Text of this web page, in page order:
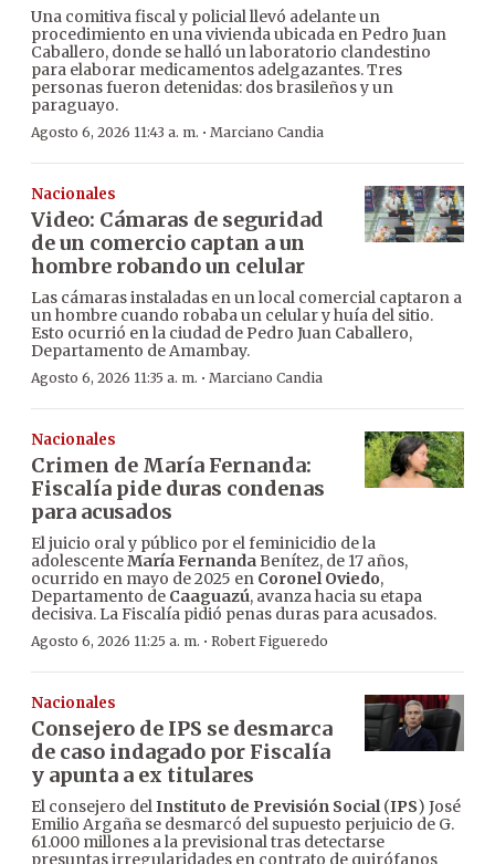
Una comitiva fiscal y policial llevó adelante un
procedimiento en una vivienda ubicada en Pedro Juan
Caballero, donde se halló un laboratorio clandestino
para elaborar medicamentos adelgazantes. Tres
personas fueron detenidas: dos brasileños y un
paraguayo.
Agosto 6, 2026 11:43 a. m. · Marciano Candia
Nacionales
Video: Cámaras de seguridad
de un comercio captan a un
hombre robando un celular
Las cámaras instaladas en un local comercial captaron a
un hombre cuando robaba un celular y huía del sitio.
Esto ocurrió en la ciudad de Pedro Juan Caballero,
Departamento de Amambay.
Agosto 6, 2026 11:35 a. m. · Marciano Candia
Nacionales
Crimen de María Fernanda:
Fiscalía pide duras condenas
para acusados
El juicio oral y público por el feminicidio de la
adolescenteMaría FernandaBenítez, de 17 años,
ocurrido en mayo de 2025 en Coronel Oviedo,
Departamento de Caaguazú, avanza hacia su etapa
decisiva. La Fiscalía pidió penas duras para acusados.
Agosto 6, 2026 11:25 a. m. · Robert Figueredo
Nacionales
Consejero de IPS se desmarca
de caso indagado por Fiscalía
y apunta a ex titulares
El consejero delInstituto de Previsión Social(IPS) José
Emilio Argaña se desmarcó del supuesto perjuicio de G.
61.000 millones a la previsional tras detectarse
presuntas irregularidades en contrato de quirófanos